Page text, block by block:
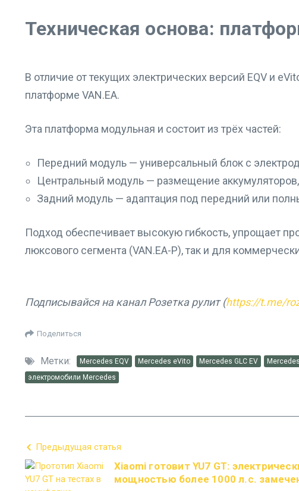
Техническая основа:
В отличие от текущих электрических версий EQV и
платформе VAN.EA.
Эта платформа модульная и состоит из трёх частей:
Передний модуль — универсальный блок с
Центральный модуль — размещение
Задний модуль — адаптация под передний или
Подход обеспечивает высокую гибкость, упрощает
люксового сегмента (VAN.EA-P), так и для
Подписывайся на канал Розетка рулит (https://t.me/
Поделиться
Метки: Mercedes EQV Mercedes eVito Mercedes GLC EV
электромобили Mercedes
Предыдущая статья
Xiaomi готовит YU7 GT:
мощностью более 1000 л.с.